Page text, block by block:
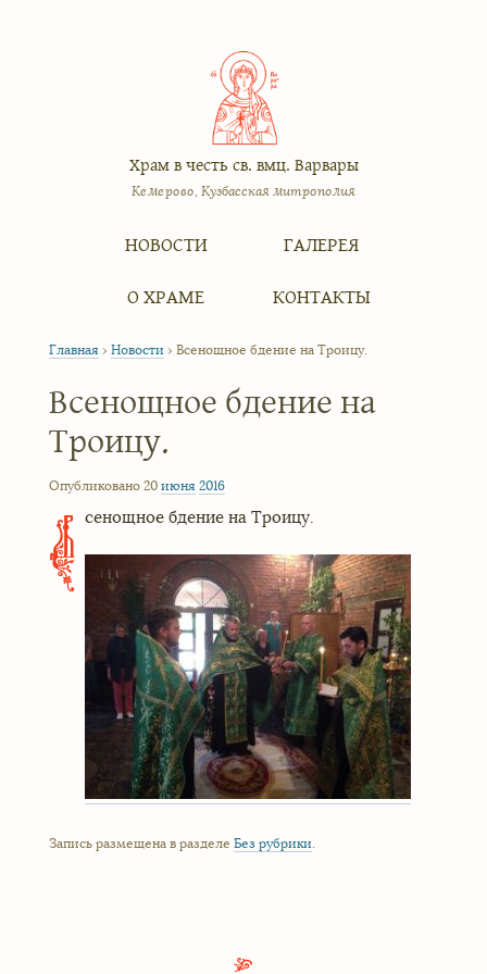
Храм в честь св. вмц. Варвары
Кемерово, Кузбасская митрополия
НОВОСТИ
О ХРАМЕ
ГАЛЕРЕЯ
КОНТАКТЫ
Главная › Новости › Всенощное бдение на Троицу.
Всенощное бдение на
Троицу.
Опубликовано 20 июня 2016
В сенощное бдение на Троицу.
Запись размещена в разделе Без рубрики.